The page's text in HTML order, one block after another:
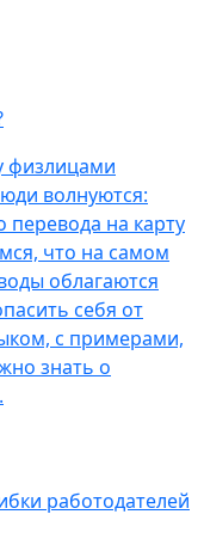
физлицами
волнуются:
перевода на карту
что на самом
облагаются
себя от
с примерами,
знать о
работодателей